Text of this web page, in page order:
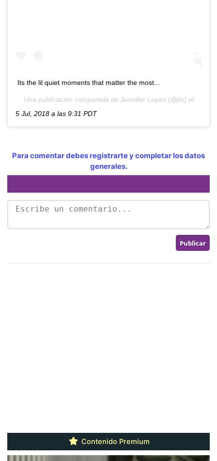
Its the lil quiet moments that matter the most...
Una publicación compartida de Jennifer Lopez (@jlo) el
5 Jul, 2018 a las 9:31 PDT
Para comentar debes registrarte y completar los datos
generales.
Contenido Premium